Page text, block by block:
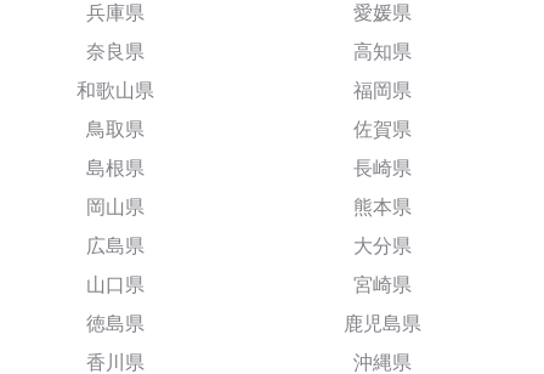
兵庫県
奈良県
和歌山県
鳥取県
島根県
岡山県
広島県
山口県
徳島県
香川県
愛媛県
高知県
福岡県
佐賀県
長崎県
熊本県
大分県
宮崎県
鹿児島県
沖縄県